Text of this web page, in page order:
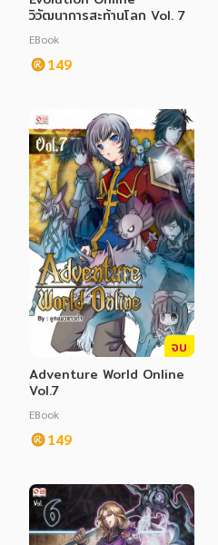
วิวัฒนาการสะท้านโลก Vol. 7
EBook
149
จบ
Adventure World Online
Vol.7
EBook
149